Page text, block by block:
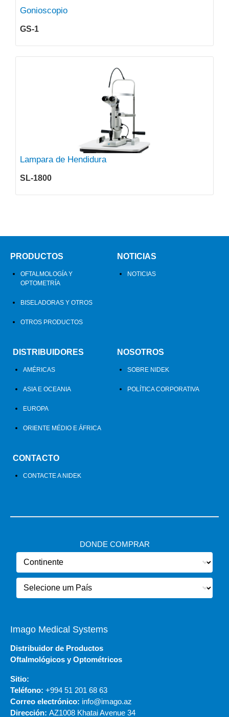
Gonioscopio
GS-1
Lampara de Hendidura
SL-1800
PRODUCTOS
OFTALMOLOGÍA Y
OPTOMETRÍA
BISELADORAS Y OTROS
OTROS PRODUCTOS
NOTICIAS
NOTICIAS
DISTRIBUIDORES
AMÉRICAS
ASIA E OCEANIA
EUROPA
ORIENTE MÉDIO E ÁFRICA
NOSOTROS
SOBRE NIDEK
POLÍTICA CORPORATIVA
CONTACTO
CONTACTE A NIDEK
DONDE COMPRAR
Imago Medical Systems
Distribuidor de Productos
Oftalmológicos y Optométricos
Sitio:
Teléfono: +994 51 201 68 63
Correo electrónico: info@imago.az
Dirección: AZ1008 Khatai Avenue 34